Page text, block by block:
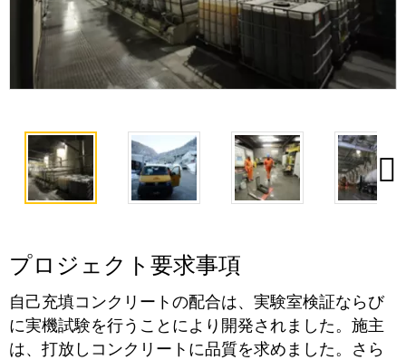
プロジェクト要求事項
自己充填コンクリートの配合は、実験室検証ならび
に実機試験を行うことにより開発されました。施主
は、打放しコンクリートに品質を求めました。さら